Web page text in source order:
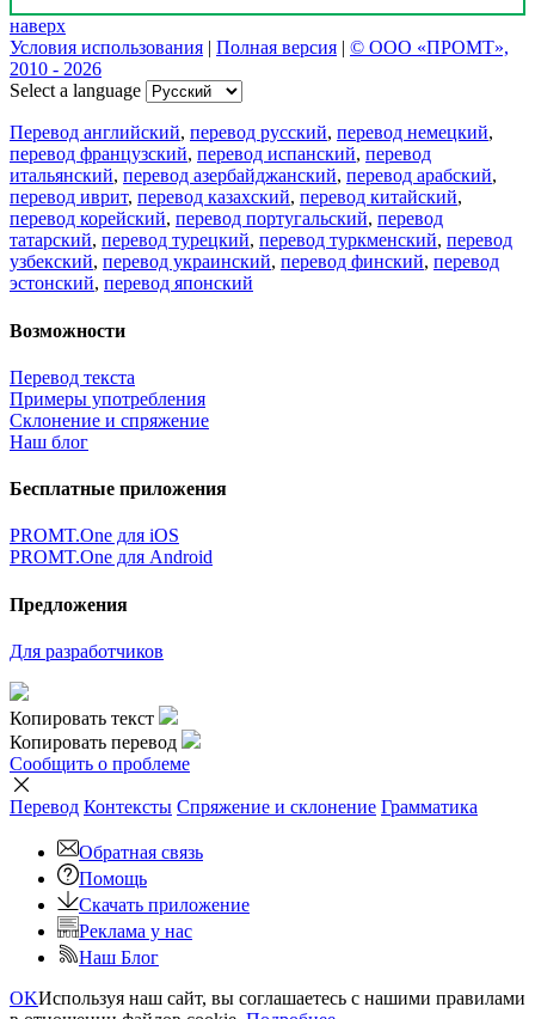
наверх
Условия использования | Полная версия | © ООО «ПРОМТ»,
2010 - 2026
Select a language
Перевод английский, перевод русский, перевод немецкий,
перевод французский, перевод испанский, перевод
итальянский, перевод азербайджанский, перевод арабский,
перевод иврит, перевод казахский, перевод китайский,
перевод корейский, перевод португальский, перевод
татарский, перевод турецкий, перевод туркменский, перевод
узбекский, перевод украинский, перевод финский, перевод
эстонский, перевод японский
Возможности
Перевод текста
Примеры употребления
Склонение и спряжение
Наш блог
Бесплатные приложения
PROMT.One для iOS
PROMT.One для Android
Предложения
Для разработчиков
Копировать текст
Копировать перевод
Сообщить о проблеме
Перевод Контексты Спряжение и склонение Грамматика
Обратная связь
Помощь
Скачать приложение
Реклама у нас
Наш Блог
OKИспользуя наш сайт, вы соглашаетесь с нашими правилами